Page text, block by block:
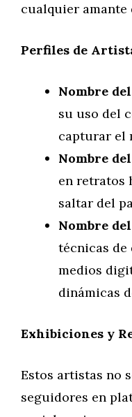
cualquier amante
Perfiles de
Nombre
su uso del
capturar el
Nombre
en retratos
saltar del
Nombre
técnicas
medios
dinámicas
Exhibiciones y
Estos artistas no
seguidores en